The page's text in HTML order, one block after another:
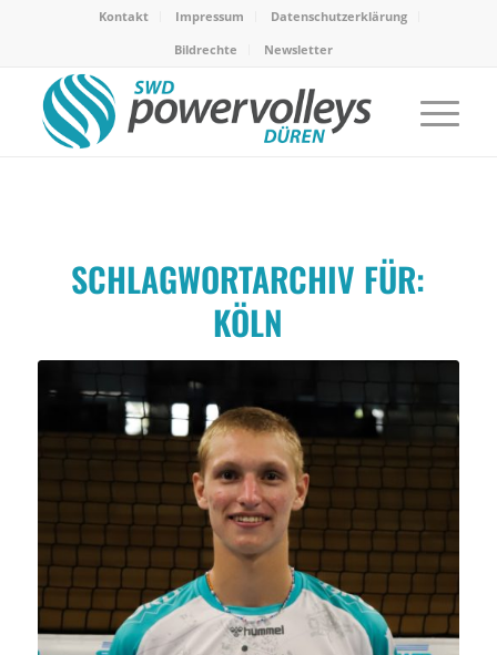
Kontakt Impressum
Datenschutzerklärung
Bildrechte
Newsletter
SCHLAGWORTARCHIV FÜR:
KÖLN